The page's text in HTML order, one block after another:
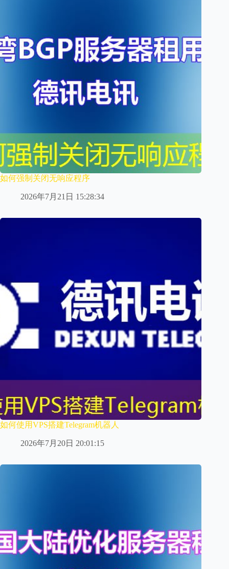
如何强制关闭无响应程序
2026年7月21日 15:28:34
如何使用VPS搭建Telegram机器人
2026年7月20日 20:01:15